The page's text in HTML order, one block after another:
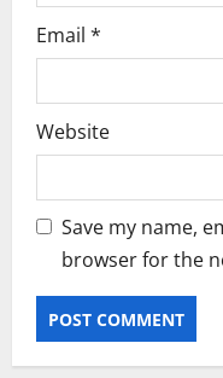
Email *
Website
Save my name,
browser for the